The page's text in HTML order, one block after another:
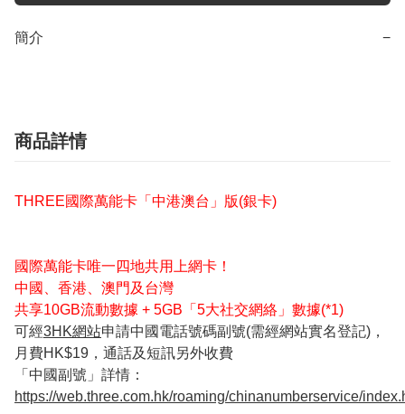
簡介 −
商品詳情
THREE國際萬能卡「中港澳台」版(銀卡)
國際萬能卡唯一四地共用上網卡！
中國、香港、澳門及台灣
共享10GB流動數據 + 5GB「5大社交網絡」數據(*1)
可經3HK網站申請中國電話號碼副號(需經網站實名登記)，
月費HK$19，通話及短訊另外收費
「中國副號」詳情：
https://web.three.com.hk/roaming/chinanumberservice/